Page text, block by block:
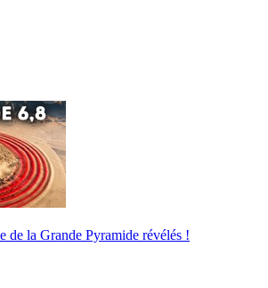
de la Grande Pyramide révélés !